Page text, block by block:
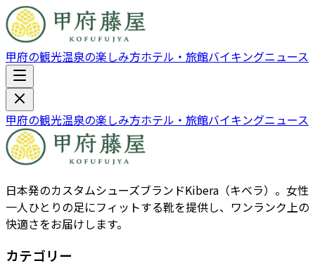
甲府の観光温泉の楽しみ方ホテル・旅館バイキングニュース
甲府の観光温泉の楽しみ方ホテル・旅館バイキングニュース
日本発のカスタムシューズブランドKibera（キベラ）。女性
一人ひとりの足にフィットする靴を提供し、ワンランク上の
快適さをお届けします。
カテゴリー